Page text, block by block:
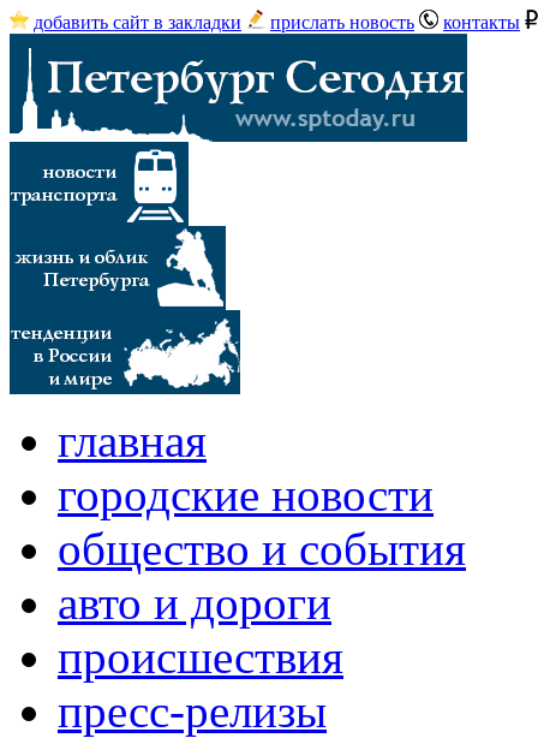
добавить сайт в закладки прислать новость контакты
главная
городские новости
общество и события
авто и дороги
происшествия
пресс-релизы